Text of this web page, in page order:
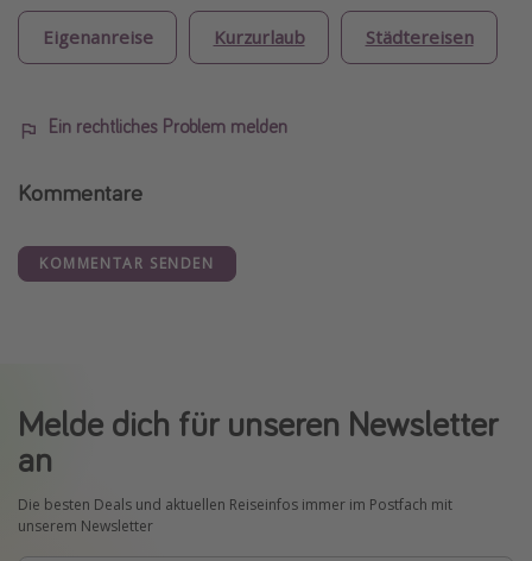
Eigenanreise Kurzurlaub Städtereisen
Ein rechtliches Problem melden
Kommentare
KOMMENTAR SENDEN
Melde dich für unseren Newsletter
an
Die besten Deals und aktuellen Reiseinfos immer im Postfach mit
unserem Newsletter